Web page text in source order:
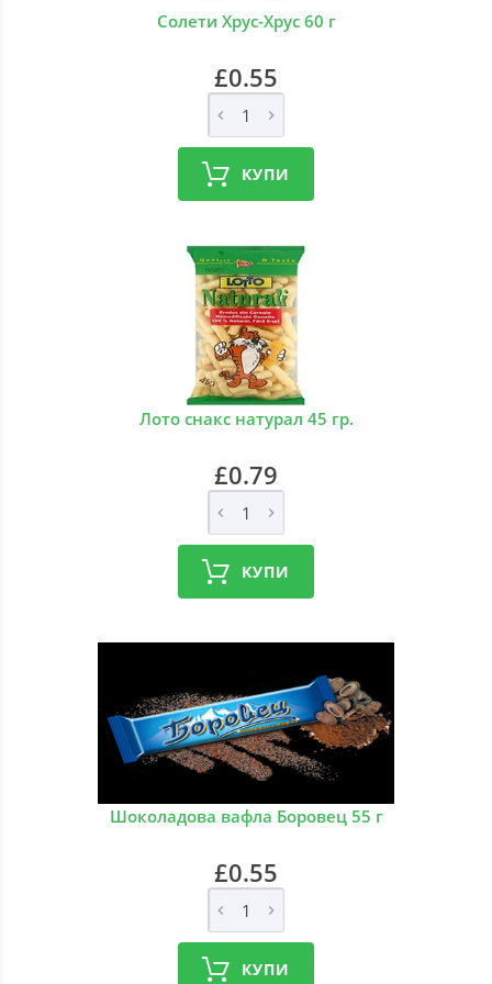
Солети Хрус-Хрус 60 г
£0.55
КУПИ
Лото снакс натурал 45 гр.
£0.79
КУПИ
Шоколадова вафла Боровец 55 г
£0.55
КУПИ